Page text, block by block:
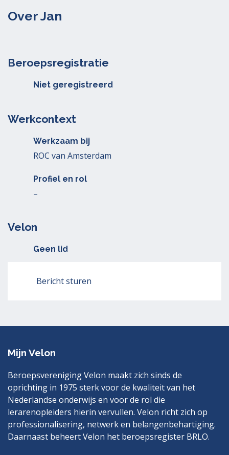
Over Jan
Beroepsregistratie
Niet geregistreerd
Werkcontext
Werkzaam bij
ROC van Amsterdam
Profiel en rol
–
Velon
Geen lid
Bericht sturen
Mijn Velon
Beroepsvereniging Velon maakt zich sinds de
oprichting in 1975 sterk voor de kwaliteit van het
Nederlandse onderwijs en voor de rol die
lerarenopleiders hierin vervullen. Velon richt zich op
professionalisering, netwerk en belangenbehartiging.
Daarnaast beheert Velon het beroepsregister BRLO.